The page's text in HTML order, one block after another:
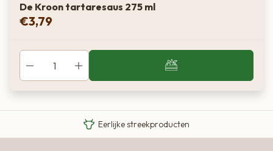
De Kroon tartaresaus 275 ml
€3,79
Eigen Limousin runderen
Eerlijke streekproducten